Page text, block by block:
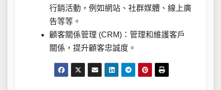
行銷活動，例如網站、社群媒體、線上廣
告等等。
顧客關係管理 (CRM)：管理和維護客戶
關係，提升顧客忠誠度。